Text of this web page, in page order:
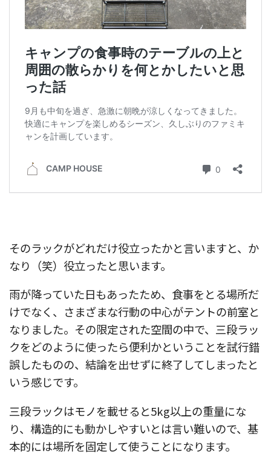
そのラックがどれだけ役立ったかと言いますと、か
なり（笑）役立ったと思います。
雨が降っていた日もあったため、食事をとる場所だ
けでなく、さまざまな行動の中心がテントの前室と
なりました。その限定された空間の中で、三段ラッ
クをどのように使ったら便利かということを試行錯
誤したものの、結論を出せずに終了してしまったと
いう感じです。
三段ラックはモノを載せると5kg以上の重量にな
り、構造的にも動かしやすいとは言い難いので、基
本的には場所を固定して使うことになります。